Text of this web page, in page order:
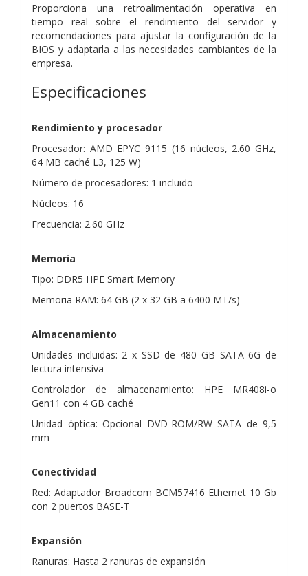
Proporciona una retroalimentación operativa en
tiempo real sobre el rendimiento del servidor y
recomendaciones para ajustar la configuración de la
BIOS y adaptarla a las necesidades cambiantes de la
empresa.
Especificaciones
Rendimiento y procesador
Procesador: AMD EPYC 9115 (16 núcleos, 2.60 GHz,
64 MB caché L3, 125 W)
Número de procesadores: 1 incluido
Núcleos: 16
Frecuencia: 2.60 GHz
Memoria
Tipo: DDR5 HPE Smart Memory
Memoria RAM: 64 GB (2 x 32 GB a 6400 MT/s)
Almacenamiento
Unidades incluidas: 2 x SSD de 480 GB SATA 6G de
lectura intensiva
Controlador de almacenamiento: HPE MR408i-o
Gen11 con 4 GB caché
Unidad óptica: Opcional DVD-ROM/RW SATA de 9,5
mm
Conectividad
Red: Adaptador Broadcom BCM57416 Ethernet 10 Gb
con 2 puertos BASE-T
Expansión
Ranuras: Hasta 2 ranuras de expansión